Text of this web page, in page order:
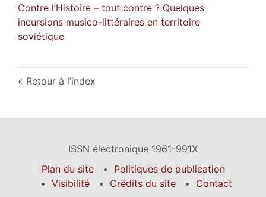
Contre l’Histoire – tout contre ? Quelques
incursions musico-littéraires en territoire
soviétique
Retour à l’index
ISSN électronique 1961-991X
Plan du site
Politiques de publication
Visibilité
Crédits du site Contact